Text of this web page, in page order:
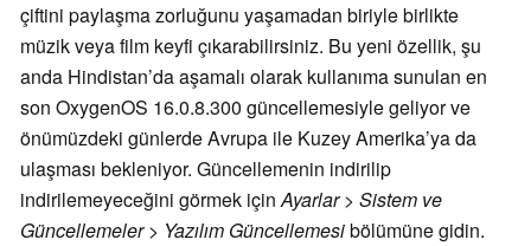
çiftini paylaşma zorluğunu yaşamadan biriyle birlikte
müzik veya film keyfi çıkarabilirsiniz. Bu yeni özellik, şu
anda Hindistan’da aşamalı olarak kullanıma sunulan en
son OxygenOS 16.0.8.300 güncellemesiyle geliyor ve
önümüzdeki günlerde Avrupa ile Kuzey Amerika’ya da
ulaşması bekleniyor. Güncellemenin indirilip
indirilemeyeceğini görmek içinAyarlar > Sistem ve
Güncellemeler > Yazılım Güncellemesibölümüne gidin.